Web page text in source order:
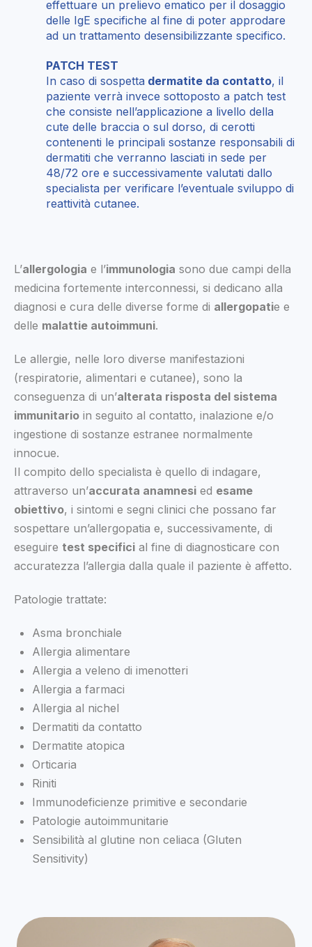
effettuare un prelievo ematico per il dosaggio
delle IgE specifiche al fine di poter approdare
ad un trattamento desensibilizzante specifico.
PATCH TEST
In caso di sospetta dermatite da contatto, il
paziente verrà invece sottoposto a patch test
che consiste nell’applicazione a livello della
cute delle braccia o sul dorso, di cerotti
contenenti le principali sostanze responsabili di
dermatiti che verranno lasciati in sede per
48/72 ore e successivamente valutati dallo
specialista per verificare l’eventuale sviluppo di
reattività cutanee.
L’allergologia e l’immunologia sono due campi della
medicina fortemente interconnessi, si dedicano alla
diagnosi e cura delle diverse forme di allergopatie e
delle malattie autoimmuni.
Le allergie, nelle loro diverse manifestazioni
(respiratorie, alimentari e cutanee), sono la
conseguenza di un’alterata risposta del sistema
immunitario in seguito al contatto, inalazione e/o
ingestione di sostanze estranee normalmente
innocue.
Il compito dello specialista è quello di indagare,
attraverso un’accurata anamnesi ed esame
obiettivo, i sintomi e segni clinici che possano far
sospettare un’allergopatia e, successivamente, di
eseguire test specifici al fine di diagnosticare con
accuratezza l’allergia dalla quale il paziente è affetto.
Patologie trattate:
Asma bronchiale
Allergia alimentare
Allergia a veleno di imenotteri
Allergia a farmaci
Allergia al nichel
Dermatiti da contatto
Dermatite atopica
Orticaria
Riniti
Immunodeficienze primitive e secondarie
Patologie autoimmunitarie
Sensibilità al glutine non celiaca (Gluten
Sensitivity)